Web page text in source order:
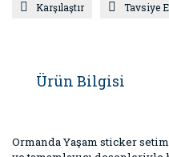
Karşılaştır Tavsiye
Ürün Bilgisi
Ormanda Yaşam sticker